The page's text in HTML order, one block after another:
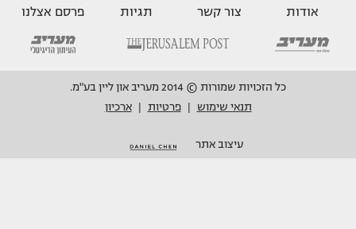
אודות צור קשר תגיות פרסם אצלנו
כל הזכויות שמורות © 2014 מעריב און ליין בע"מ.
תנאי שימוש
פרטיות ארכיון
עיצוב אתר